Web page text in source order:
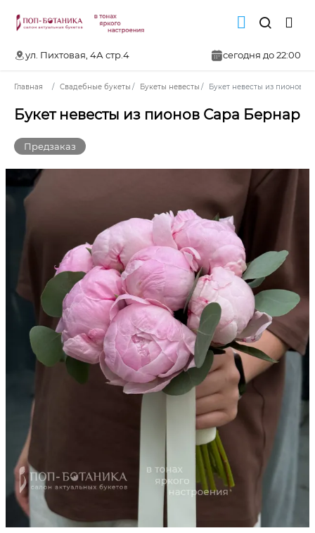
ул. Пихтовая, 4А стр.4 сегодня до 22:00
Главная Свадебные букеты Букеты невесты Букет невесты из пионов
Букет невесты из пионов Сара Бернар
Предзаказ